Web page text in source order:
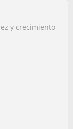
y crecimiento